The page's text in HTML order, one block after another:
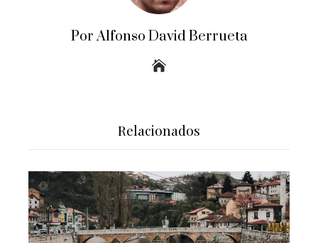
Por Alfonso David Berrueta
Relacionados